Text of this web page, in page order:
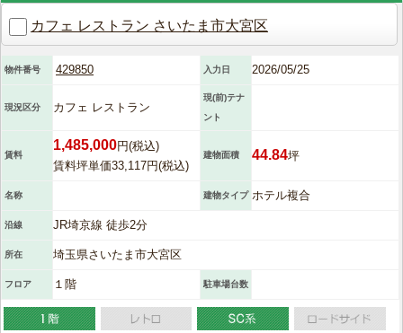
カフェ レストラン さいたま市大宮区
物件番号 429850 入力日 2026/05/25
現況区分 カフェ レストラン
現(前)テナ
ント
賃料
1,485,000円(税込)
賃料坪単価33,117円(税込)
建物面積 44.84坪
名称 建物タイプ ホテル複合
沿線 JR埼京線 徒歩2分
所在 埼玉県さいたま市大宮区
フロア １階 駐車場台数